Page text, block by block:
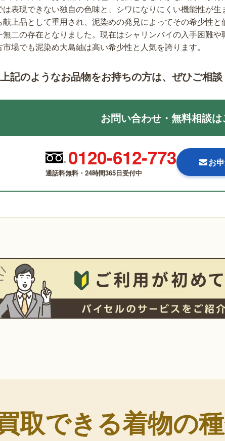
は表現できない独自の色味と、シワになりにくい機能性が
献上品として重用され、泥染めの発見によってその希少性
無二の存在となりました。現在はシャリンバイの入手困難
市場でも泥染め大島紬は高い希少性と人気を誇ります。
上記のようなお品物をお持ちの方は、 ぜひご相談
お問い合わせ・無料相談は
0120-612-773
通話料無料・24時間365日受付中
お
取できる着物の